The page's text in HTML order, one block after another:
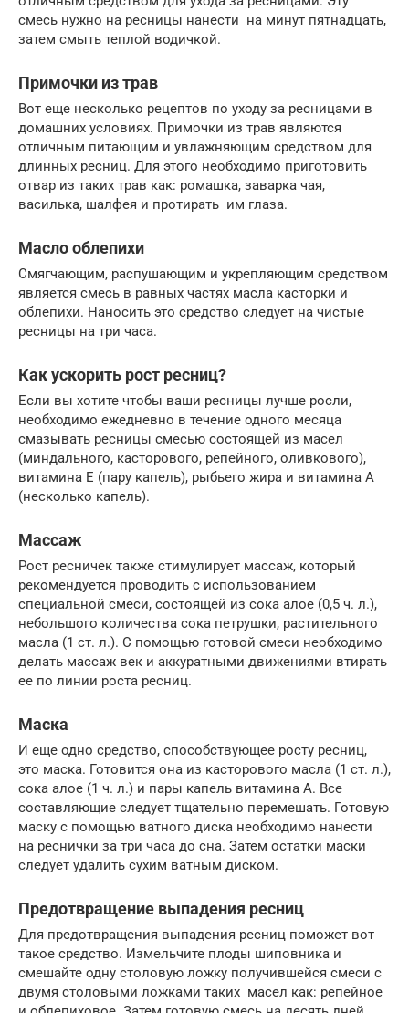
смесь нужно на ресницы нанести на минут пятнадцать,
затем смыть теплой водичкой.
Примочки из трав
Вот еще несколько рецептов по уходу за ресницами в
домашних условиях. Примочки из трав являются
отличным питающим и увлажняющим средством для
длинных ресниц. Для этого необходимо приготовить
отвар из таких трав как: ромашка, заварка чая,
василька, шалфея и протирать им глаза.
Масло облепихи
Смягчающим, распушающим и укрепляющим средством
является смесь в равных частях масла касторки и
облепихи. Наносить это средство следует на чистые
ресницы на три часа.
Как ускорить рост ресниц?
Если вы хотите чтобы ваши ресницы лучше росли,
необходимо ежедневно в течение одного месяца
смазывать ресницы смесью состоящей из масел
(миндального, касторового, репейного, оливкового),
витамина Е (пару капель), рыбьего жира и витамина А
(несколько капель).
Массаж
Рост ресничек также стимулирует массаж, который
рекомендуется проводить с использованием
специальной смеси, состоящей из сока алое (0,5 ч. л.),
небольшого количества сока петрушки, растительного
масла (1 ст. л.). С помощью готовой смеси необходимо
делать массаж век и аккуратными движениями втирать
ее по линии роста ресниц.
Маска
И еще одно средство, способствующее росту ресниц,
это маска. Готовится она из касторового масла (1 ст. л.),
сока алое (1 ч. л.) и пары капель витамина А. Все
составляющие следует тщательно перемешать. Готовую
маску с помощью ватного диска необходимо нанести
на реснички за три часа до сна. Затем остатки маски
следует удалить сухим ватным диском.
Предотвращение выпадения ресниц
Для предотвращения выпадения ресниц поможет вот
такое средство. Измельчите плоды шиповника и
смешайте одну столовую ложку получившейся смеси с
двумя столовыми ложками таких масел как: репейное